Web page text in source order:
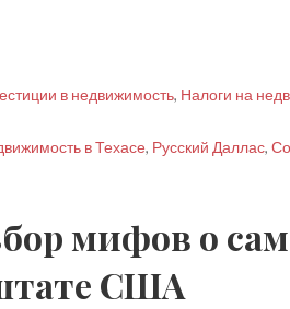
в недвижимость, Налоги на
в Техасе, Русский Даллас,
мифов о
США